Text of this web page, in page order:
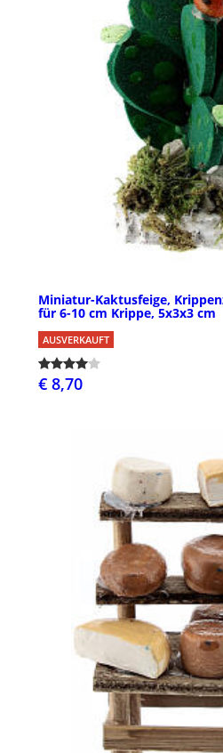
Miniatur-Kaktusfeige,
für 6-10 cm Krippe, 5x3x3 cm
AUSVERKAUFT
€ 8,70